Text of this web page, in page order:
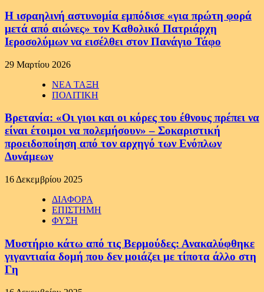
Η ισραηλινή αστυνομία εμπόδισε «για πρώτη φορά
μετά από αιώνες» τον Καθολικό Πατριάρχη
Ιεροσολύμων να εισέλθει στον Πανάγιο Τάφο
29 Μαρτίου 2026
ΝΕΑ ΤΑΞΗ
ΠΟΛΙΤΙΚΗ
Βρετανία: «Οι γιοι και οι κόρες του έθνους πρέπει να
είναι έτοιμοι να πολεμήσουν» – Σοκαριστική
προειδοποίηση από τον αρχηγό των Ενόπλων
Δυνάμεων
16 Δεκεμβρίου 2025
ΔΙΑΦΟΡΑ
ΕΠΙΣΤΗΜΗ
ΦΥΣΗ
Μυστήριο κάτω από τις Βερμούδες: Ανακαλύφθηκε
γιγαντιαία δομή που δεν μοιάζει με τίποτα άλλο στη
Γη